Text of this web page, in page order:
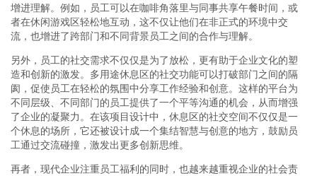
增进理解。例如，员工可以在咖啡角落里与同事共享午餐时间，或
者在休闲游戏区轻松地互动，这不仅让他们在非正式的环境中交
流，也增进了跨部门和不同背景员工之间的合作与理解。
另外，员工的社交需求不仅仅是为了放松，更有助于企业文化的塑
造和创新的激发。多用途休息区的社交功能可以打破部门之间的隔
阂，促使员工在轻松的氛围中分享工作经验和创意。这样的平台为
不同层级、不同部门的员工提供了一个平等沟通的机会，从而增强
了企业的凝聚力。在该项目设计中，休息区的社交空间不仅仅是一
个休息的场所，它还被设计成一个集结智慧与创意的地方，鼓励员
工通过交流碰撞，激发出更多创新思维。
再者，现代企业注重员工福利的同时，也越来越重视企业的社会责